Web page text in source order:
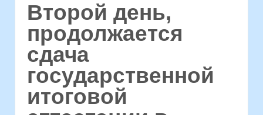
Второй день,
продолжается
сдача
государственной
итоговой